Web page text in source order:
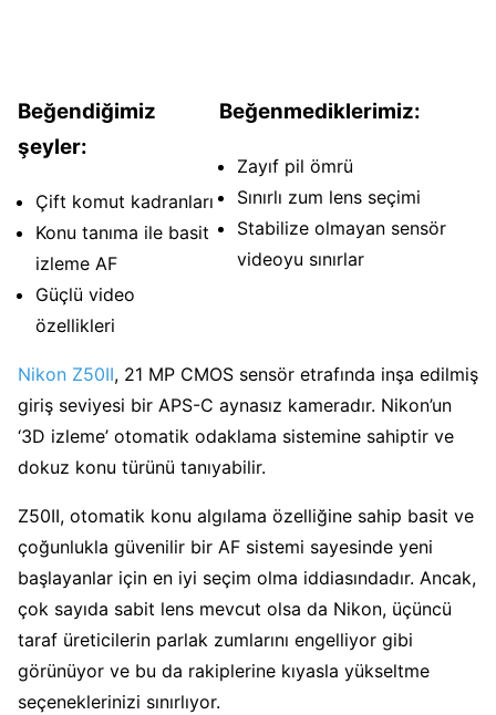
Beğendiğimiz
şeyler:
Çift komut kadranları
Konu tanıma ile basit
izleme AF
Güçlü video
özellikleri
Beğenmediklerimiz:
Zayıf pil ömrü
Sınırlı zum lens seçimi
Stabilize olmayan sensör
videoyu sınırlar
Nikon Z50II, 21 MP CMOS sensör etrafında inşa edilmiş
giriş seviyesi bir APS-C aynasız kameradır. Nikon’un
‘3D izleme’ otomatik odaklama sistemine sahiptir ve
dokuz konu türünü tanıyabilir.
Z50II, otomatik konu algılama özelliğine sahip basit ve
çoğunlukla güvenilir bir AF sistemi sayesinde yeni
başlayanlar için en iyi seçim olma iddiasındadır. Ancak,
çok sayıda sabit lens mevcut olsa da Nikon, üçüncü
taraf üreticilerin parlak zumlarını engelliyor gibi
görünüyor ve bu da rakiplerine kıyasla yükseltme
seçeneklerinizi sınırlıyor.